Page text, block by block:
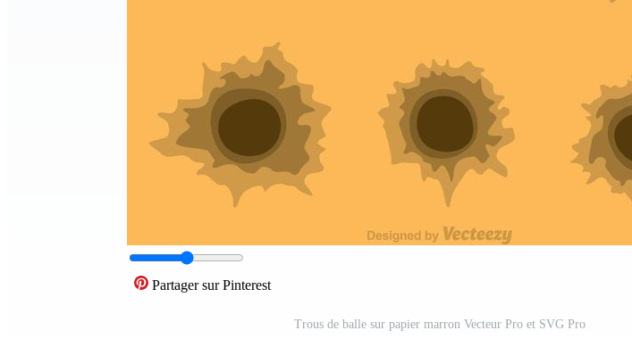
Partager sur Pinterest
Trous de balle sur papier marron Vecteur Pro et SVG Pro